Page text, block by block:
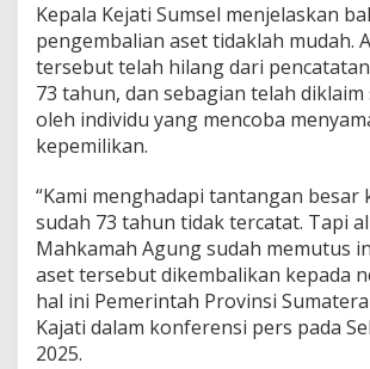
Kepala Kejati Sumsel menjelaskan
pengembalian aset tidaklah mudah.
tersebut telah hilang dari
73 tahun, dan sebagian telah diklaim
oleh individu yang mencoba
kepemilikan.
“Kami menghadapi tantangan besar
sudah 73 tahun tidak tercatat. Tapi
Mahkamah Agung sudah memutus
aset tersebut dikembalikan kepada
hal ini Pemerintah Provinsi
Kajati dalam konferensi pers pada
2025.